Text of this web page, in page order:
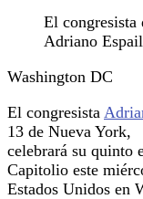
El congresista
Adriano
Washington DC
El congresista
13 de Nueva York,
celebrará su quinto
Capitolio este
Estados Unidos en